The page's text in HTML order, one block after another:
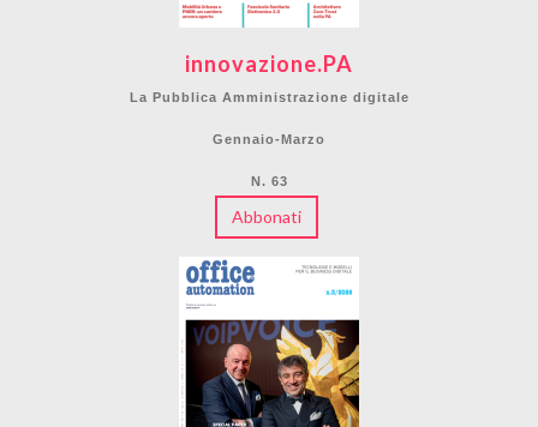
innovazione.PA
La Pubblica Amministrazione digitale
Gennaio-Marzo
N. 63
Abbonati